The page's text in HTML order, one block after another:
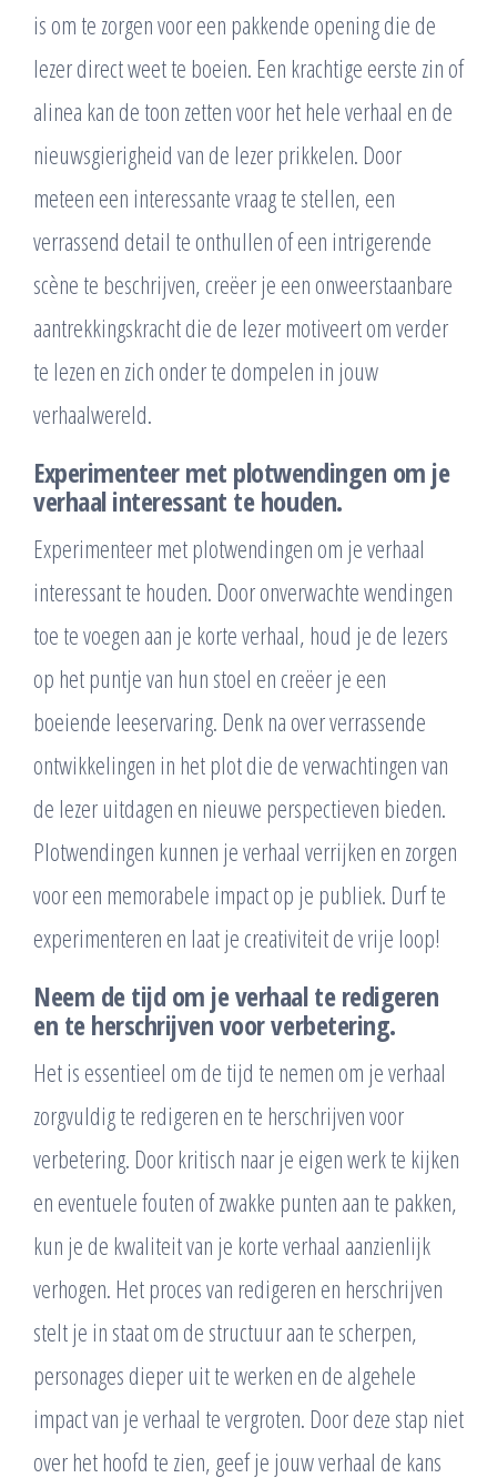
is om te zorgen voor een pakkende opening die de
lezer direct weet te boeien. Een krachtige eerste zin of
alinea kan de toon zetten voor het hele verhaal en de
nieuwsgierigheid van de lezer prikkelen. Door
meteen een interessante vraag te stellen, een
verrassend detail te onthullen of een intrigerende
scène te beschrijven, creëer je een onweerstaanbare
aantrekkingskracht die de lezer motiveert om verder
te lezen en zich onder te dompelen in jouw
verhaalwereld.
Experimenteer met plotwendingen om je
verhaal interessant te houden.
Experimenteer met plotwendingen om je verhaal
interessant te houden. Door onverwachte wendingen
toe te voegen aan je korte verhaal, houd je de lezers
op het puntje van hun stoel en creëer je een
boeiende leeservaring. Denk na over verrassende
ontwikkelingen in het plot die de verwachtingen van
de lezer uitdagen en nieuwe perspectieven bieden.
Plotwendingen kunnen je verhaal verrijken en zorgen
voor een memorabele impact op je publiek. Durf te
experimenteren en laat je creativiteit de vrije loop!
Neem de tijd om je verhaal te redigeren
en te herschrijven voor verbetering.
Het is essentieel om de tijd te nemen om je verhaal
zorgvuldig te redigeren en te herschrijven voor
verbetering. Door kritisch naar je eigen werk te kijken
en eventuele fouten of zwakke punten aan te pakken,
kun je de kwaliteit van je korte verhaal aanzienlijk
verhogen. Het proces van redigeren en herschrijven
stelt je in staat om de structuur aan te scherpen,
personages dieper uit te werken en de algehele
impact van je verhaal te vergroten. Door deze stap niet
over het hoofd te zien, geef je jouw verhaal de kans